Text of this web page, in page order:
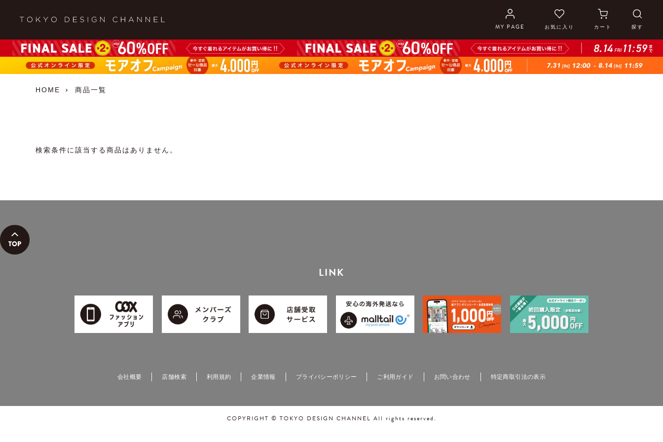
MY PAGE お気に入り カート 探す
HOME 商品一覧
検索条件に該当する商品はありません。
LINK
会社概要 店舗検索 利用規約 企業情報 プライバシーポリシー ご利用ガイド お問い合わせ 特定商取引法の表示
COPYRIGHT © TOKYO DESIGN CHANNEL All rights reserved.